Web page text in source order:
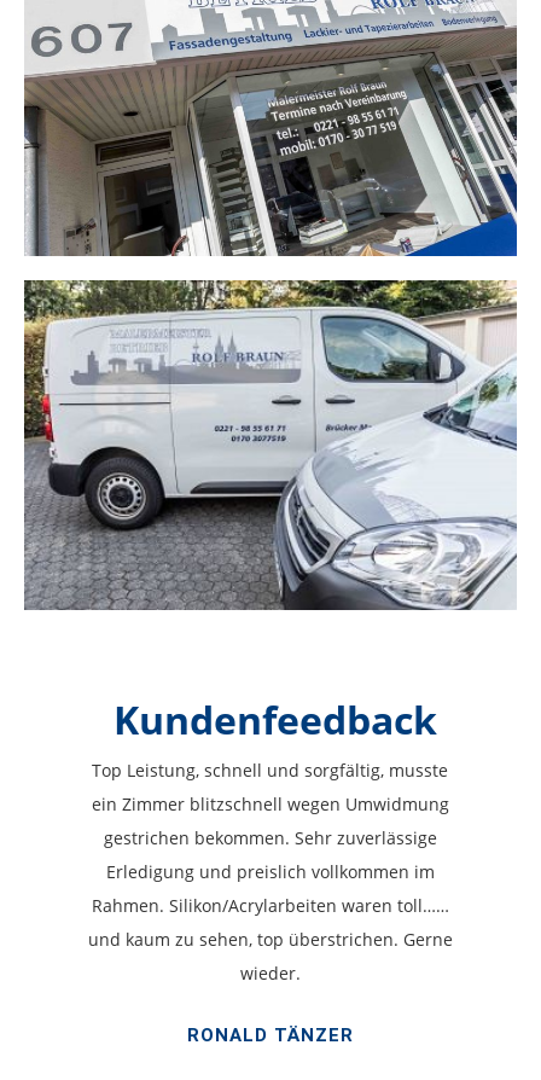
Kundenfeedback
Top Leistung, schnell und sorgfältig, musste
ein Zimmer blitzschnell wegen Umwidmung
gestrichen bekommen. Sehr zuverlässige
Erledigung und preislich vollkommen im
Rahmen. Silikon/Acrylarbeiten waren toll……
und kaum zu sehen, top überstrichen. Gerne
wieder.
RONALD TÄNZER